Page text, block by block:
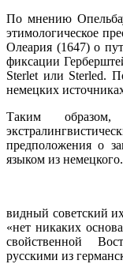
По мнению
этимологическое
Олеария (1647) о
фиксации
Sterlet или Sterled.
немецких
Таким
предположения о
языком из
видный советский
«нет никаких
свойственной
русскими из